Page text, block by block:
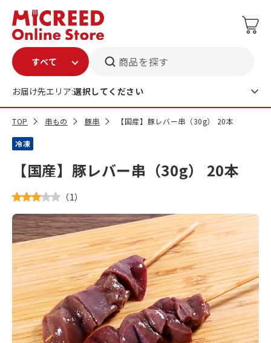
商品を探す
お届け先エリア:選択してください
TOP 串もの 豚串 【国産】豚レバー串（30g） 20本
冷凍
【国産】豚レバー串（30g） 20本
（1）